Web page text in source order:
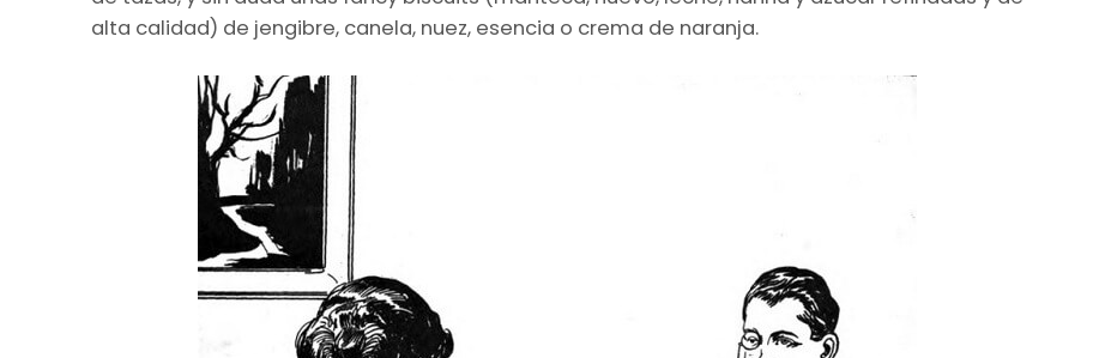
alta calidad) de jengibre, canela, nuez, esencia o crema de naranja.